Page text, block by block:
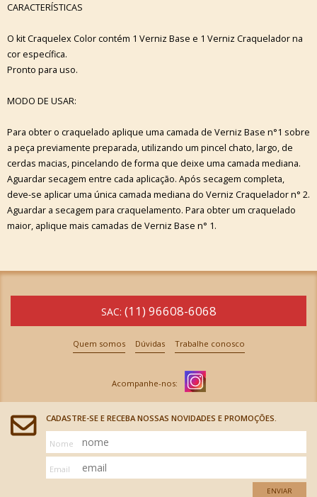
CARACTERÍSTICAS
O kit Craquelex Color contém 1 Verniz Base e 1 Verniz Craquelador na
cor específica.
Pronto para uso.
MODO DE USAR:
Para obter o craquelado aplique uma camada de Verniz Base n°1 sobre
a peça previamente preparada, utilizando um pincel chato, largo, de
cerdas macias, pincelando de forma que deixe uma camada mediana.
Aguardar secagem entre cada aplicação. Após secagem completa,
deve-se aplicar uma única camada mediana do Verniz Craquelador n° 2.
Aguardar a secagem para craquelamento. Para obter um craquelado
maior, aplique mais camadas de Verniz Base n° 1.
SAC: (11) 96608-6068
Quem somos Dúvidas Trabalhe conosco
CADASTRE-SE E RECEBA NOSSAS NOVIDADES E PROMOÇÕES.
Nome
Email
ENVIAR